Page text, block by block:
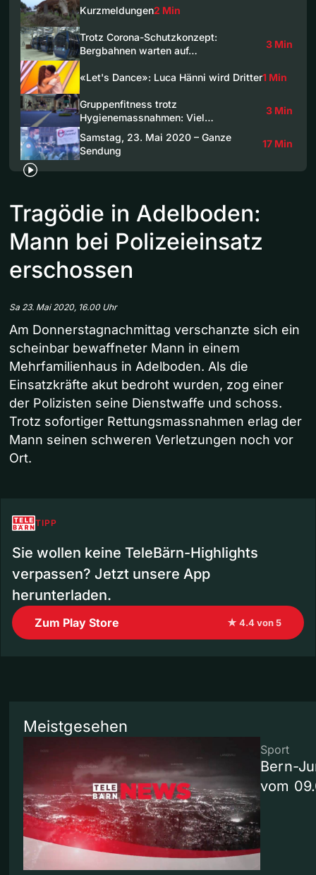
Kurzmeldungen2 Min
Trotz Corona-Schutzkonzept:
Bergbahnen warten auf…
3 Min
«Let's Dance»: Luca Hänni wird Dritter1 Min
Gruppenfitness trotz
Hygienemassnahmen: Viel…
3 Min
Samstag, 23. Mai 2020 – Ganze
Sendung
17 Min
Tragödie in Adelboden:
Mann bei Polizeieinsatz
erschossen
Sa 23. Mai 2020, 16.00 Uhr
Am Donnerstagnachmittag verschanzte sich ein
scheinbar bewaffneter Mann in einem
Mehrfamilienhaus in Adelboden. Als die
Einsatzkräfte akut bedroht wurden, zog einer
der Polizisten seine Dienstwaffe und schoss.
Trotz sofortiger Rettungsmassnahmen erlag der
Mann seinen schweren Verletzungen noch vor
Ort.
TIPP
Sie wollen keine TeleBärn-Highlights
verpassen? Jetzt unsere App
herunterladen.
Zum Play Store ★ 4.4 von 5
Meistgesehen
Sport
Bern-
vom